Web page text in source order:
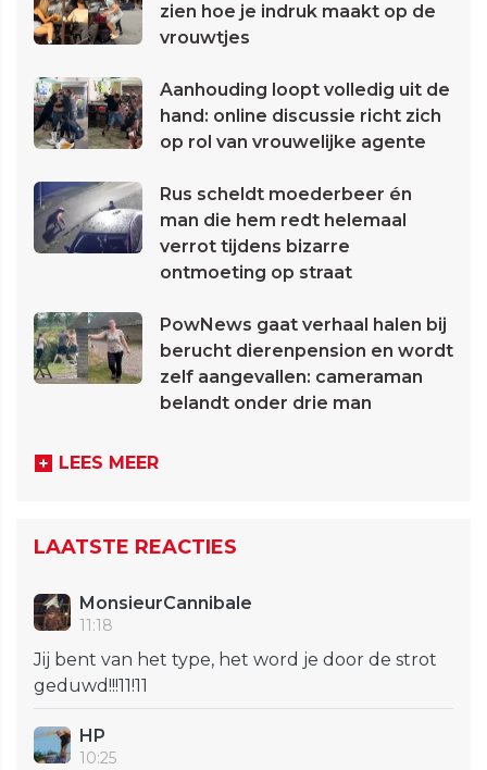
zien hoe je indruk maakt op de
vrouwtjes
Aanhouding loopt volledig uit de
hand: online discussie richt zich
op rol van vrouwelijke agente
Rus scheldt moederbeer én
man die hem redt helemaal
verrot tijdens bizarre
ontmoeting op straat
PowNews gaat verhaal halen bij
berucht dierenpension en wordt
zelf aangevallen: cameraman
belandt onder drie man
LEES MEER
LAATSTE REACTIES
MonsieurCannibale
11:18
Jij bent van het type, het word je door de strot
geduwd!!!11!11
HP
10:25